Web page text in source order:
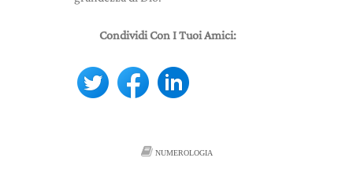
Condividi Con I Tuoi Amici:
NUMEROLOGIA